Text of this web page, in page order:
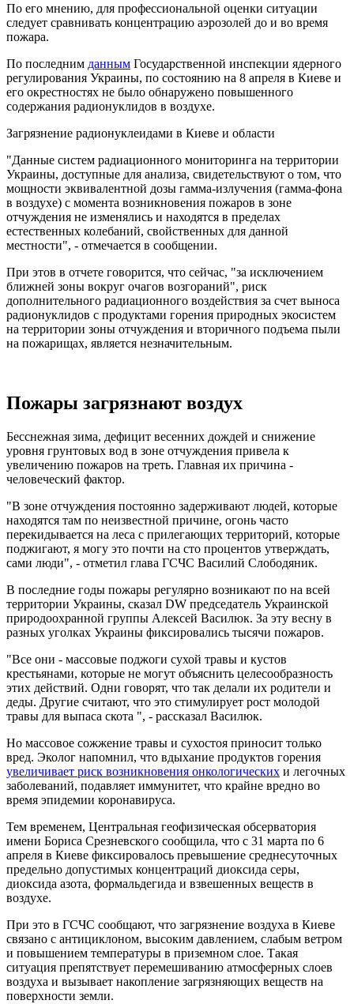
По его мнению, для профессиональной оценки ситуации
следует сравнивать концентрацию аэрозолей до и во время
пожара.
По последним данным Государственной инспекции ядерного
регулирования Украины, по состоянию на 8 апреля в Киеве и
его окрестностях не было обнаружено повышенного
содержания радионуклидов в воздухе.
Загрязнение радионуклеидами в Киеве и области
"Данные систем радиационного мониторинга на территории
Украины, доступные для анализа, свидетельствуют о том, что
мощности эквивалентной дозы гамма-излучения (гамма-фона
в воздухе) с момента возникновения пожаров в зоне
отчуждения не изменялись и находятся в пределах
естественных колебаний, свойственных для данной
местности", - отмечается в сообщении.
При этов в отчете говорится, что сейчас, "за исключением
ближней зоны вокруг очагов возгораний", риск
дополнительного радиационного воздействия за счет выноса
радионуклидов с продуктами горения природных экосистем
на территории зоны отчуждения и вторичного подъема пыли
на пожарищах, является незначительным.
Пожары загрязнают воздух
Бесснежная зима, дефицит весенних дождей и снижение
уровня грунтовых вод в зоне отчуждения привела к
увеличению пожаров на треть. Главная их причина -
человеческий фактор.
"В зоне отчуждения постоянно задерживают людей, которые
находятся там по неизвестной причине, огонь часто
перекидывается на леса с прилегающих территорий, которые
поджигают, я могу это почти на сто процентов утверждать,
сами люди", - отметил глава ГСЧС Василий Слободяник.
В последние годы пожары регулярно возникают по на всей
территории Украины, сказал DW председатель Украинской
природоохранной группы Алексей Василюк. За эту весну в
разных уголках Украины фиксировались тысячи пожаров.
"Все они - массовые поджоги сухой травы и кустов
крестьянами, которые не могут объяснить целесообразность
этих действий. Одни говорят, что так делали их родители и
деды. Другие считают, что это стимулирует рост молодой
травы для выпаса скота ", - рассказал Василюк.
Но массовое сожжение травы и сухостоя приносит только
вред. Эколог напомнил, что вдыхание продуктов горения
увеличивает риск возникновения онкологических и легочных
заболеваний, подавляет иммунитет, что крайне вредно во
время эпидемии коронавируса.
Тем временем, Центральная геофизическая обсерватория
имени Бориса Срезневского сообщила, что с 31 марта по 6
апреля в Киеве фиксировалось превышение среднесуточных
предельно допустимых концентраций диоксида серы,
диоксида азота, формальдегида и взвешенных веществ в
воздухе.
При это в ГСЧС сообщают, что загрязнение воздуха в Киеве
связано с антициклоном, высоким давлением, слабым ветром
и повышением температуры в приземном слое. Такая
ситуация препятствует перемешиванию атмосферных слоев
воздуха и вызывает накопление загрязняющих веществ на
поверхности земли.